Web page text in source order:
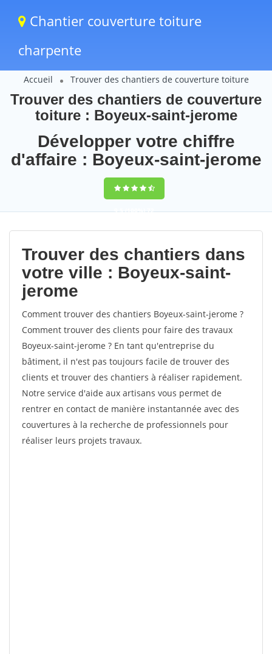
Chantier couverture toiture
charpente
Accueil Trouver des chantiers de couverture toiture
Trouver des chantiers de couverture
toiture : Boyeux-saint-jerome
Développer votre chiffre
d'affaire : Boyeux-saint-jerome
9,5(100%)72
votes
Trouver des chantiers dans
votre ville : Boyeux-saint-
jerome
Comment trouver des chantiers Boyeux-saint-jerome ?
Comment trouver des clients pour faire des travaux
Boyeux-saint-jerome ? En tant qu'entreprise du
bâtiment, il n'est pas toujours facile de trouver des
clients et trouver des chantiers à réaliser rapidement.
Notre service d'aide aux artisans vous permet de
rentrer en contact de manière instantannée avec des
couvertures à la recherche de professionnels pour
réaliser leurs projets travaux.